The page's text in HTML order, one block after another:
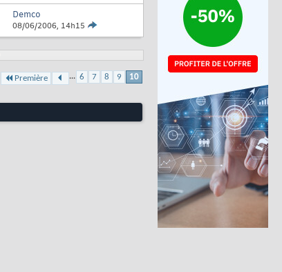
Demco
08/06/2006, 14h15
Première ... 6 7 8 9 10